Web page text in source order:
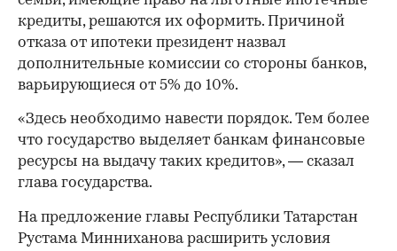
кредиты, решаются их оформить. Причиной
отказа от ипотеки президент назвал
дополнительные комиссии со стороны банков,
варьирующиеся от 5% до 10%.
«Здесь необходимо навести порядок. Тем более
что государство выделяет банкам финансовые
ресурсы на выдачу таких кредитов», — сказал
глава государства.
На предложение главы Республики Татарстан
Рустама Минниханова расширить условия